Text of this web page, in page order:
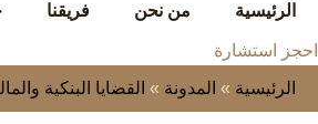
الرئيسية من نحن فريقنا
احجز استشارة
الرئيسية » المدونة » القضايا البنكية